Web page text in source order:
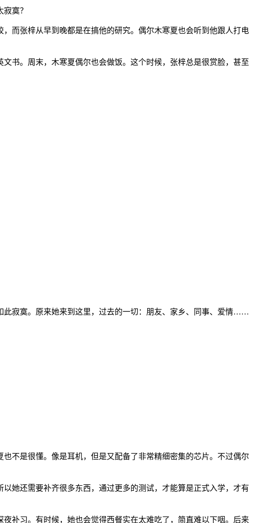
寞？
而张梓从早到晚都是在搞他的研究。偶尔木寒夏也会听到他跟人打电
书。周末，木寒夏偶尔也会做饭。这个时候，张梓总是很赏脸，甚至
此寂寞。原来她来到这里，过去的一切：朋友、家乡、同事、爱情……
不是很懂。像是耳机，但是又配备了非常精细密集的芯片。不过偶尔
她还需要补齐很多东西，通过更多的测试，才能算是正式入学，才有
补习。有时候，她也会觉得西餐实在太难吃了，简直难以下咽。后来